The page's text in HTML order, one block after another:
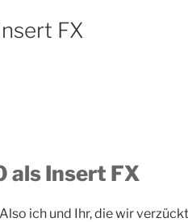
FX
als Insert FX
ich und Ihr, die wir